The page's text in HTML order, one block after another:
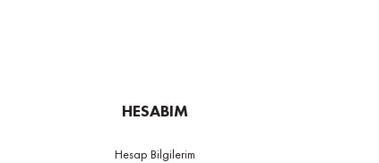
HESABIM
Hesap Bilgilerim